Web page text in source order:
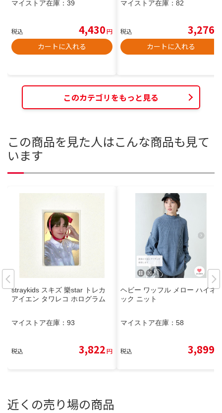
マイストア在庫： 39
税込 4,430円
カートに入れる
マイストア在庫： 82
税込 3,276
カートに入れる
このカテゴリをもっと見る
この商品を見た人はこんな商品も見て
います
straykids スキズ 樂star トレカ
アイエン タワレコ ホログラム
マイストア在庫： 93
税込 3,822円
ヘビー ワッフル メロー ハイネ
ック ニット
マイストア在庫： 58
税込 3,899
近くの売り場の商品